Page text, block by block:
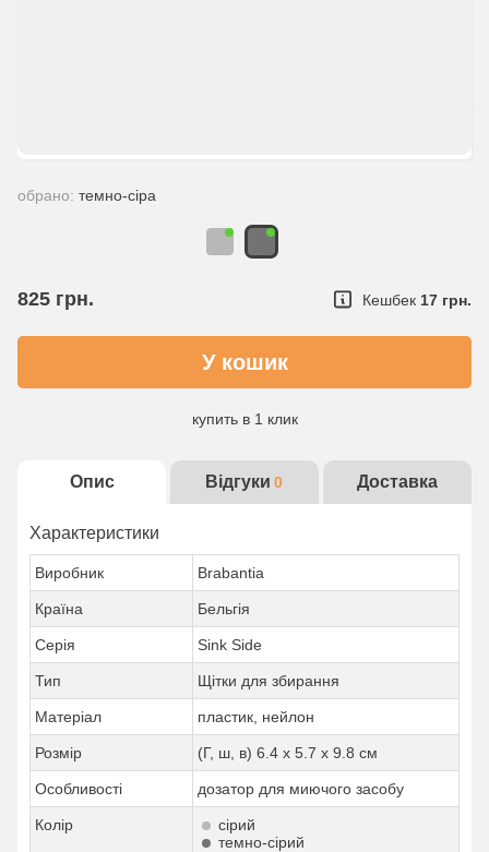
обрано: темно-сіра
825 грн. Кешбек 17 грн.
купить в 1 клик
Опис Відгуки 0 Доставка
Характеристики
Виробник Brabantia
Країна Бельгія
Серія Sink Side
Тип Щітки для збирання
Матеріал пластик, нейлон
Розмір (Г, ш, в) 6.4 x 5.7 x 9.8 см
Особливості дозатор для миючого засобу
Колір
сірий
темно-сірий